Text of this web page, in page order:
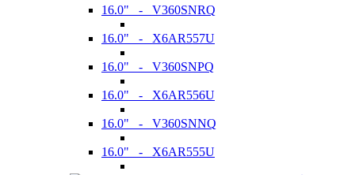
16.0" - V360SNRQ
16.0" - X6AR557U
16.0" - V360SNPQ
16.0" - X6AR556U
16.0" - V360SNNQ
16.0" - X6AR555U